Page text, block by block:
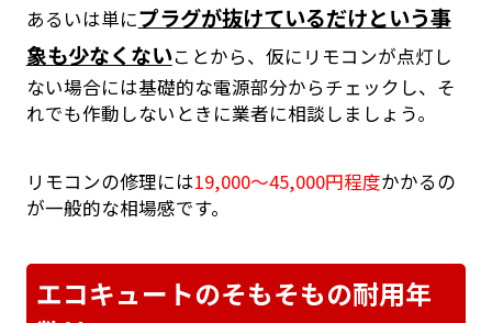
あるいは単にプラグが抜けているだけという事
象も少なくないことから、仮にリモコンが点灯し
ない場合には基礎的な電源部分からチェックし、そ
れでも作動しないときに業者に相談しましょう。
リモコンの修理には19,000～45,000円程度かかるの
が一般的な相場感です。
エコキュートのそもそもの耐用年